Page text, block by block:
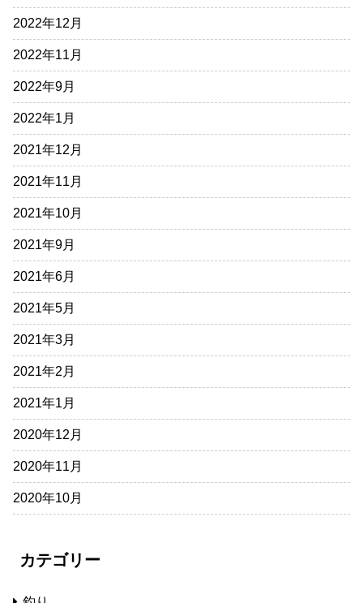
2022年12月
2022年11月
2022年9月
2022年1月
2021年12月
2021年11月
2021年10月
2021年9月
2021年6月
2021年5月
2021年3月
2021年2月
2021年1月
2020年12月
2020年11月
2020年10月
カテゴリー